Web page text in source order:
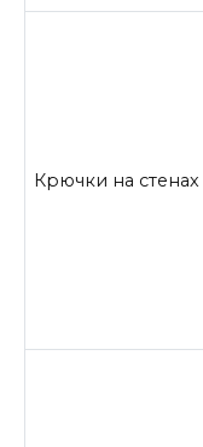
Крючки на стенах